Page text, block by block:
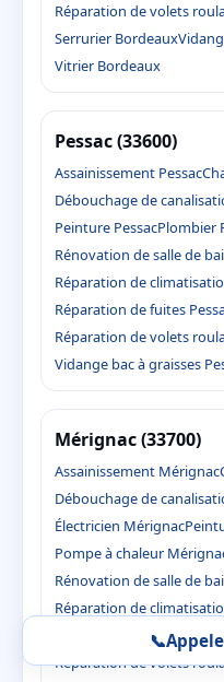
Réparation de volets
Serrurier Bordeaux
Vitrier Bordeaux
Pessac (33600)
Assainissement Pessac
Débouchage de
Peinture PessacPlombier
Rénovation de salle de
Réparation de
Réparation de fuites
Réparation de volets
Vidange bac à graisses
Mérignac (33700)
Assainissement Mérignac
Débouchage de
Électricien Mérignac
Pompe à chaleur
Rénovation de salle de
Réparation de
Réparation de fuites
Réparation de volets
📞